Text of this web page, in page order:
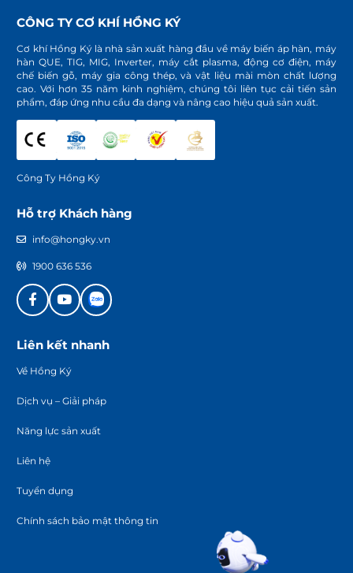
CÔNG TY CƠ KHÍ HỒNG KÝ
Cơ khí Hồng Ký là nhà sản xuất hàng đầu về máy biến áp hàn, máy
hàn QUE, TIG, MIG, Inverter, máy cắt plasma, động cơ điện, máy
chế biến gỗ, máy gia công thép, và vật liệu mài mòn chất lượng
cao. Với hơn 35 năm kinh nghiệm, chúng tôi liên tục cải tiến sản
phẩm, đáp ứng nhu cầu đa dạng và nâng cao hiệu quả sản xuất.
Công Ty Hồng Ký
Hỗ trợ Khách hàng
info@hongky.vn
1900 636 536
Liên kết nhanh
Về Hồng Ký
Dịch vụ – Giải pháp
Năng lực sản xuất
Liên hệ
Tuyển dụng
Chính sách bảo mật thông tin